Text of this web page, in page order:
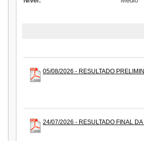
05/08/2026 - RESULTADO
24/07/2026 - RESULTADO FINAL DA